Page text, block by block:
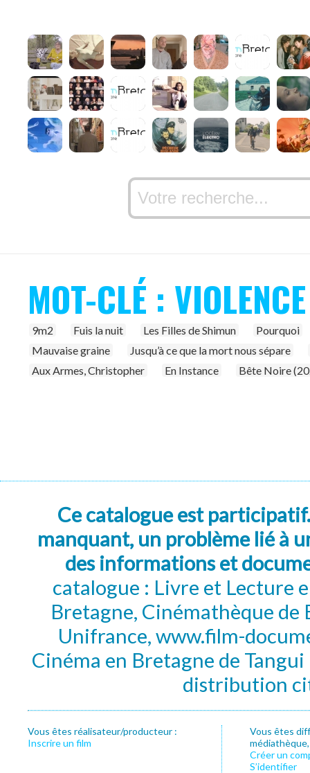
MOT-CLÉ : VIOLENCE
9m2 Fuis la nuit Les Filles de Shimun
Pourquoi
Mauvaise graine
Jusqu’à ce que la mort nous sépare
Aux Armes, Christopher
En Instance Bête Noire
Ce catalogue est
manquant, un problème lié à
des informations et
catalogue : Livre et Lecture
Bretagne, Cinémathèque de
Unifrance, www.film-
Cinéma en Bretagne de
distribution
Vous êtes réalisateur/producteur :
Inscrire un film
Vous êtes
Créer un
S’identifier